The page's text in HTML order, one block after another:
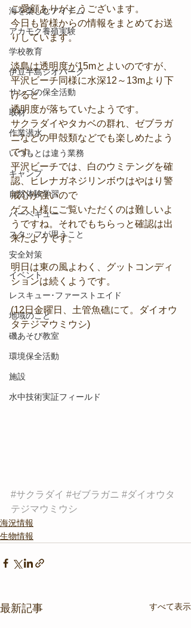
海を楽しむアイテム
アカモク養殖実験
学校教育
伊豆半島ジオパーク
サンゴの保全活動
取材
作業潜水
いつもとは違う業務
キャンプ
自然体験学習
バーベキュー
スタッフが思うこと
安全対策
イベント
レスキュー･ファーストエイド
地域のこと
磯あそび教室
環境保全活動
施設
水中技術実証フィールド
ご愛顧ありがとうございます。
今日も皆様からの情報をまとめてお送
りしています。
淡島は透明度が15mとよいのですが、
平沢ビーチ同様に水深12～13mより下
げると
透明度が落ちていたようです。
サクラダイやタカベの群れ、ゼブラガ
ニなどの甲殻類などでも楽しめたよう
です。
平沢ビーチでは、白のウミテングを確
認、ヒレナガネジリンボウはやはり警
戒心が強いので
ゲスト様にご覧いただくのは難しいよ
うですね。それでもちらっと確認は出
来たようです。
明日は東の風よわく、グットコンディ
ションは続くようです。
(12日金曜日、土管魚礁にて。ダイオウ
タテジマウミウシ)
#サクラダイ #ゼブラガニ #ダイオウタ
テジマウミウシ
海況情報
生物情報
最新記事 すべて表示